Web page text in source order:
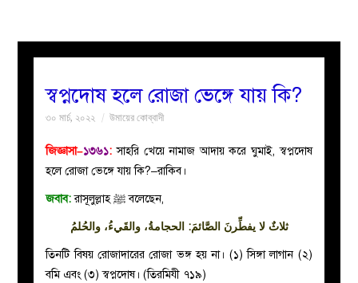
নারীদের
মজলিস
স্বপ্নদোষ হলে রোজা ভেঙ্গে যায় কি?
৩০ মার্চ, ২০২২ উমায়ের কোব্বাদী
জিজ্ঞাসা–১৩৬১: সাহরি খেয়ে নামাজ আদায় করে ঘুমাই, স্বপ্নদোষ
হলে রোজা ভেঙ্গে যায় কি?–রাকিব।
জবাব: রাসূলুল্লাহ ﷺ বলেছেন,
ثلاثٌ لا يفطِّرنَ الصَّائمَ: الحجامةُ، والقَيءُ، والحُلمُ
তিনটি বিষয় রোজাদারের রোজা ভঙ্গ হয় না। (১) সিঙ্গা লাগান (২)
বমি এবং (৩) স্বপ্নদোষ। (তিরমিযী ৭১৯)